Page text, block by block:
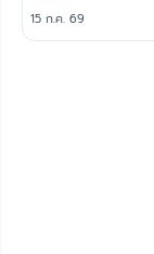
15 ก.ค. 69